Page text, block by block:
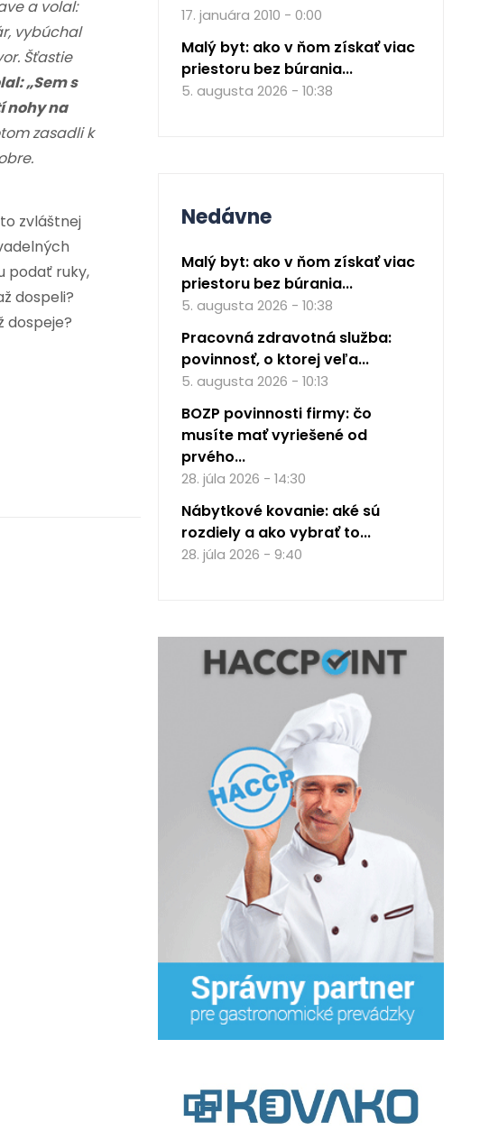
a volal:
vybúchal
Šťastie
„Sem s
nohy na
zasadli k
zvláštnej
podať ruky,
dospeli?
dospeje?
17. januára 2010 - 0:00
Malý byt: ako v ňom získať viac
priestoru bez búrania...
5. augusta 2026 - 10:38
Nedávne
Malý byt: ako v ňom získať viac
priestoru bez búrania...
5. augusta 2026 - 10:38
Pracovná zdravotná služba:
povinnosť, o ktorej veľa...
5. augusta 2026 - 10:13
BOZP povinnosti firmy: čo
musíte mať vyriešené od
prvého...
28. júla 2026 - 14:30
Nábytkové kovanie: aké sú
rozdiely a ako vybrať to...
28. júla 2026 - 9:40